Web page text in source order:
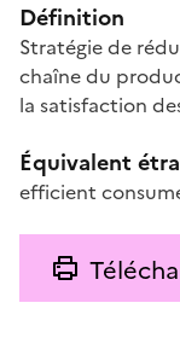
Définition
Stratégie de
chaîne du
la satisfaction
Équivalent
efficient